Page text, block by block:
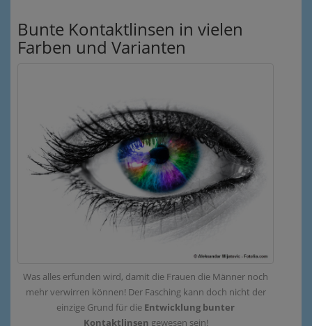
Bunte Kontaktlinsen in vielen
Farben und Varianten
Was alles erfunden wird, damit die Frauen die Männer noch
mehr verwirren können! Der Fasching kann doch nicht der
einzige Grund für die Entwicklung bunter
Kontaktlinsen gewesen sein!